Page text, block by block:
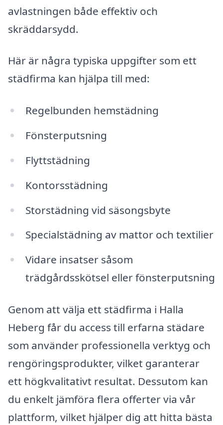
avlastningen både effektiv och
skräddarsydd.
Här är några typiska uppgifter som ett
städfirma kan hjälpa till med:
Regelbunden hemstädning
Fönsterputsning
Flyttstädning
Kontorsstädning
Storstädning vid säsongsbyte
Specialstädning av mattor och textilier
Vidare insatser såsom
trädgårdsskötsel eller fönsterputsning
Genom att välja ett städfirma i Halla
Heberg får du access till erfarna städare
som använder professionella verktyg och
rengöringsprodukter, vilket garanterar
ett högkvalitativt resultat. Dessutom kan
du enkelt jämföra flera offerter via vår
plattform, vilket hjälper dig att hitta bästa